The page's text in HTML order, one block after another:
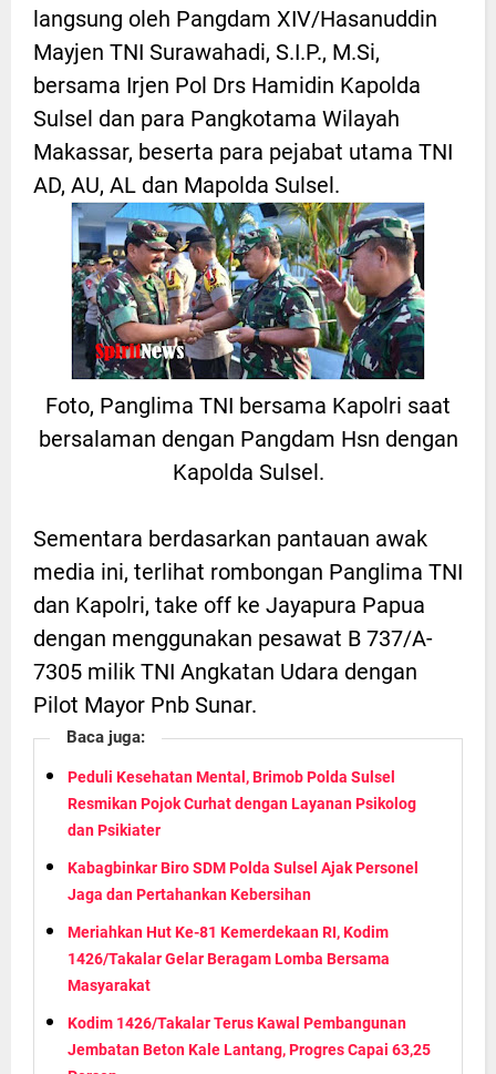
langsung oleh Pangdam XIV/Hasanuddin
Mayjen TNI Surawahadi, S.I.P., M.Si,
bersama Irjen Pol Drs Hamidin Kapolda
Sulsel dan para Pangkotama Wilayah
Makassar, beserta para pejabat utama TNI
AD, AU, AL dan Mapolda Sulsel.
Foto, Panglima TNI bersama Kapolri saat
bersalaman dengan Pangdam Hsn dengan
Kapolda Sulsel.
Sementara berdasarkan pantauan awak
media ini, terlihat rombongan Panglima TNI
dan Kapolri, take off ke Jayapura Papua
dengan menggunakan pesawat B 737/A-
7305 milik TNI Angkatan Udara dengan
Pilot Mayor Pnb Sunar.
Baca juga:
Peduli Kesehatan Mental, Brimob Polda Sulsel
Resmikan Pojok Curhat dengan Layanan Psikolog
dan Psikiater
Kabagbinkar Biro SDM Polda Sulsel Ajak Personel
Jaga dan Pertahankan Kebersihan
Meriahkan Hut Ke-81 Kemerdekaan RI, Kodim
1426/Takalar Gelar Beragam Lomba Bersama
Masyarakat
Kodim 1426/Takalar Terus Kawal Pembangunan
Jembatan Beton Kale Lantang, Progres Capai 63,25